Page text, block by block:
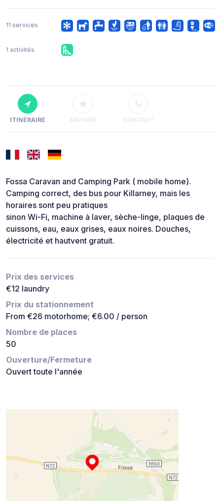
11 services
1 activités
ITINÉRAIRE FAVORIS CONTACT
Fossa Caravan and Camping Park ( mobile home).
Camping correct, des bus pour Killarney, mais les
horaires sont peu pratiques
sinon Wi-Fi, machine à laver, sèche-linge, plaques de
cuissons, eau, eaux grises, eaux noires. Douches,
électricité et hautvent gratuit.
Prix des services
€12 laundry
Prix du stationnement
From €26 motorhome; €6.00 / person
Nombre de places
50
Ouverture/Fermeture
Ouvert toute l'année